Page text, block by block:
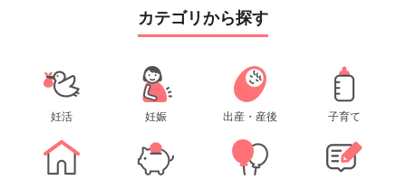
カテゴリから探す
妊活 妊娠 出産・産後 子育て